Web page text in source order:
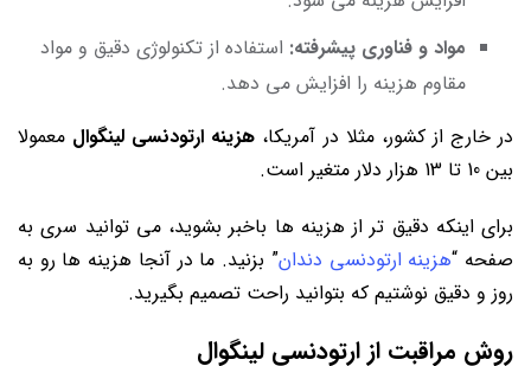
مواد و فناوری پیشرفته: استفاده از تکنولوژی دقیق و مواد
مقاوم هزینه را افزایش می دهد.
در خارج از کشور، مثلا در آمریکا، هزینه ارتودنسی لینگوال معمولا
بین 10 تا 13 هزار دلار متغیر است.
برای اینکه دقیق تر از هزینه ها باخبر بشوید، می توانید سری به
صفحه “هزینه ارتودنسی دندان” بزنید. ما در آنجا هزینه ها رو به
روز و دقیق نوشتیم که بتوانید راحت تصمیم بگیرید.
روش مراقبت از ارتودنسی لینگوال